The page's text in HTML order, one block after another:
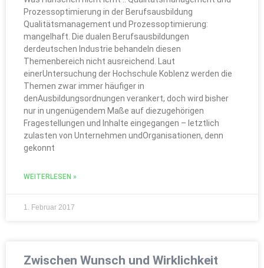
Prozessoptimierung in der Berufsausbildung
Qualitätsmanagement und Prozessoptimierung:
mangelhaft. Die dualen Berufsausbildungen
derdeutschen Industrie behandeln diesen
Themenbereich nicht ausreichend. Laut
einerUntersuchung der Hochschule Koblenz werden die
Themen zwar immer häufiger in
denAusbildungsordnungen verankert, doch wird bisher
nur in ungenügendem Maße auf diezugehörigen
Fragestellungen und Inhalte eingegangen – letztlich
zulasten von Unternehmen undOrganisationen, denn
gekonnt
WEITERLESEN »
1. Februar 2017
Zwischen Wunsch und Wirklichkeit